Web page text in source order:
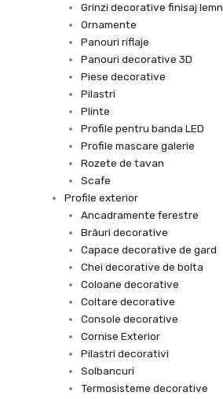
Grinzi decorative finisaj lemn
Ornamente
Panouri riflaje
Panouri decorative 3D
Piese decorative
Pilastri
Plinte
Profile pentru banda LED
Profile mascare galerie
Rozete de tavan
Scafe
Profile exterior
Ancadramente ferestre
Brâuri decorative
Capace decorative de gard
Chei decorative de bolta
Coloane decorative
Coltare decorative
Console decorative
Cornise Exterior
Pilastri decorativi
Solbancuri
Termosisteme decorative